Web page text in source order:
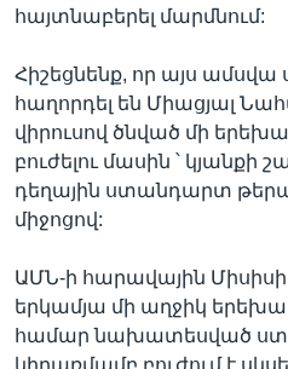
հայտնաբերել մարմնում:
Հիշեցնենք, որ այս ամսվա
հաղորդել են Միացյալ
վիրուսով ծնված մի
բուժելու մասին ՝ կյանքի
դեղային ստանդարտ
միջոցով:
ԱՄՆ-ի հարավային
երկամյա մի աղջիկ
համար նախատեսված
կիրառմամբ բուժում է